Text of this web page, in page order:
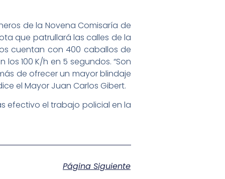
de la Novena Comisaría de
que patrullará las calles de la
cuentan con 400 caballos de
100 K/h en 5 segundos. “Son
de ofrecer un mayor blindaje
el Mayor Juan Carlos Gibert.
efectivo el trabajo policial en la
Página Siguiente